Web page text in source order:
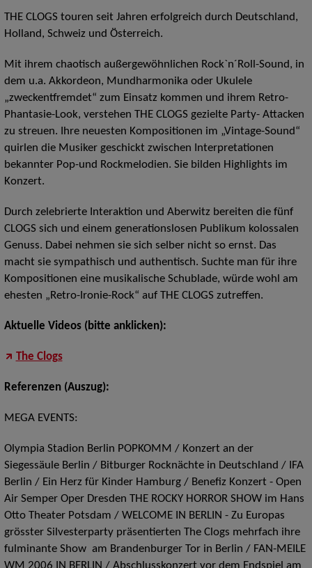
THE CLOGS touren seit Jahren erfolgreich durch Deutschland,
Holland, Schweiz und Österreich.
Mit ihrem chaotisch außergewöhnlichen Rock`n´Roll-Sound, in
dem u.a. Akkordeon, Mundharmonika oder Ukulele
„zweckentfremdet“ zum Einsatz kommen und ihrem Retro-
Phantasie-Look, verstehen THE CLOGS gezielte Party- Attacken
zu streuen. Ihre neuesten Kompositionen im „Vintage-Sound“
quirlen die Musiker geschickt zwischen Interpretationen
bekannter Pop-und Rockmelodien. Sie bilden Highlights im
Konzert.
Durch zelebrierte Interaktion und Aberwitz bereiten die fünf
CLOGS sich und einem generationslosen Publikum kolossalen
Genuss. Dabei nehmen sie sich selber nicht so ernst. Das
macht sie sympathisch und authentisch. Suchte man für ihre
Kompositionen eine musikalische Schublade, würde wohl am
ehesten „Retro-Ironie-Rock“ auf THE CLOGS zutreffen.
Aktuelle Videos (bitte anklicken):
The Clogs
Referenzen (Auszug):
MEGA EVENTS:
Olympia Stadion Berlin POPKOMM / Konzert an der
Siegessäule Berlin / Bitburger Rocknächte in Deutschland / IFA
Berlin / Ein Herz für Kinder Hamburg / Benefiz Konzert - Open
Air Semper Oper Dresden THE ROCKY HORROR SHOW im Hans
Otto Theater Potsdam / WELCOME IN BERLIN - Zu Europas
grösster Silvesterparty präsentierten The Clogs mehrfach ihre
fulminante Show am Brandenburger Tor in Berlin / FAN-MEILE
WM 2006 IN BERLIN / Abschlusskonzert vor dem Endspiel am